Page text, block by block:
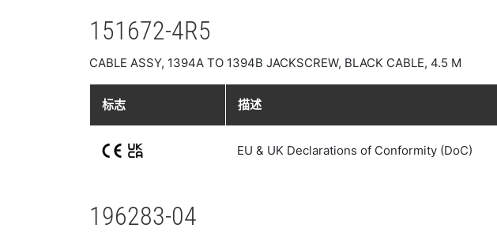
151672-4R5
CABLE ASSY, 1394A TO 1394B JACKSCREW, BLACK CABLE, 4.5 M
标志 描述
EU & UK Declarations of Conformity (DoC)
196283-04